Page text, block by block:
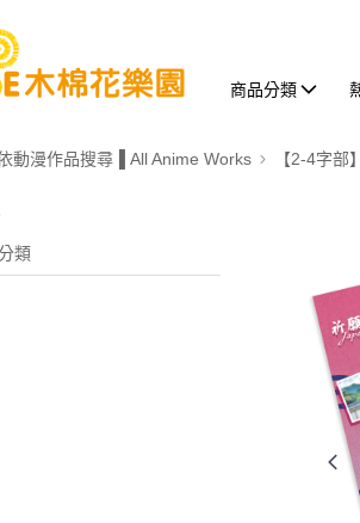
商品分類
動漫作品搜尋▐ All Anime Works 【2-4字部
類